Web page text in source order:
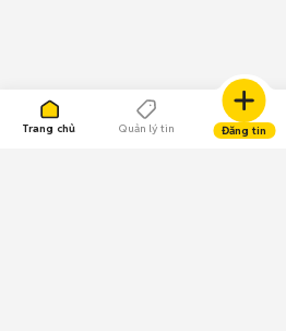
Trang chủ Quản lý tin Đăng tin